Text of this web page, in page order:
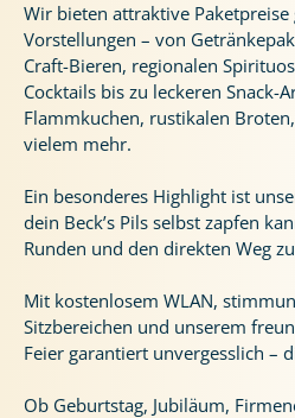
Wir bieten attraktive Paketpreise
Vorstellungen – von
Craft-Bieren, regionalen
Cocktails bis zu leckeren Snack-
Flammkuchen, rustikalen
vielem mehr.
Ein besonderes Highlight ist
dein Beck’s Pils selbst zapfen
Runden und den direkten Weg
Mit kostenlosem WLAN,
Sitzbereichen und unserem
Feier garantiert unvergesslich –
Ob Geburtstag, Jubiläum,